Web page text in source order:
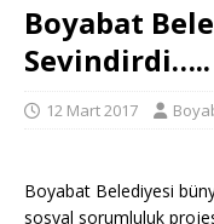
Boyabat
Sevindirdi…..
12 Mart 2017
Boyabat Belediyesi
sosyal sorumluluk